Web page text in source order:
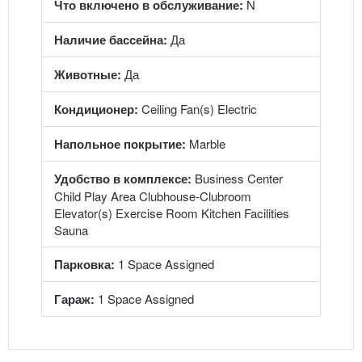
Что включено в обслуживание: N
Наличие бассейна: Да
Животные: Да
Кондиционер: Ceiling Fan(s) Electric
Напольное покрытие: Marble
Удобство в комплексе: Business Center
Child Play Area Clubhouse-Clubroom
Elevator(s) Exercise Room Kitchen Facilities
Sauna
Парковка: 1 Space Assigned
Гараж: 1 Space Assigned